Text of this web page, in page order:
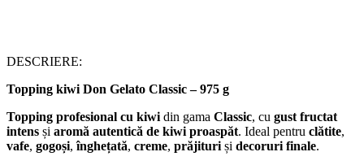
DESCRIERE:
Topping kiwi Don Gelato Classic – 975 g
Topping profesional cu kiwi din gama Classic, cu gust fructat
intens și aromă autentică de kiwi proaspăt. Ideal pentru clătite,
vafe, gogoși,înghețată, creme, prăjituri și decoruri finale.